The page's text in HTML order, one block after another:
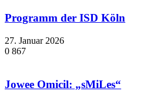
Programm der ISD Köln
27. Januar 2026
0 867
Jowee Omicil: „sMiLes“